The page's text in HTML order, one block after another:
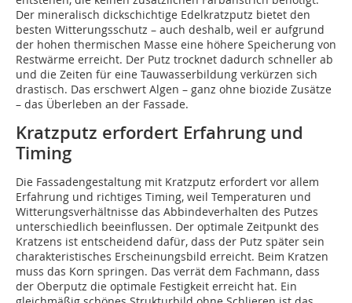
Der mineralisch dickschichtige Edelkratzputz bietet den
besten Witterungsschutz – auch deshalb, weil er aufgrund
der hohen thermischen Masse eine höhere Speicherung von
Restwärme erreicht. Der Putz trocknet dadurch schneller ab
und die Zeiten für eine Tauwasserbildung verkürzen sich
drastisch. Das erschwert Algen – ganz ohne biozide Zusätze
– das Überleben an der Fassade.
Kratzputz erfordert Erfahrung und
Timing
Die Fassadengestaltung mit Kratzputz erfordert vor allem
Erfahrung und richtiges Timing, weil Temperaturen und
Witterungsverhältnisse das Abbindeverhalten des Putzes
unterschiedlich beeinflussen. Der optimale Zeitpunkt des
Kratzens ist entscheidend dafür, dass der Putz später sein
charakteristisches Erscheinungsbild erreicht. Beim Kratzen
muss das Korn springen. Das verrät dem Fachmann, dass
der Oberputz die optimale Festigkeit erreicht hat. Ein